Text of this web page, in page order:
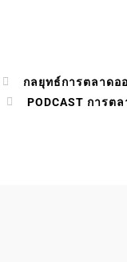
กลยุทธ์การตลาดอ
PODCAST การต